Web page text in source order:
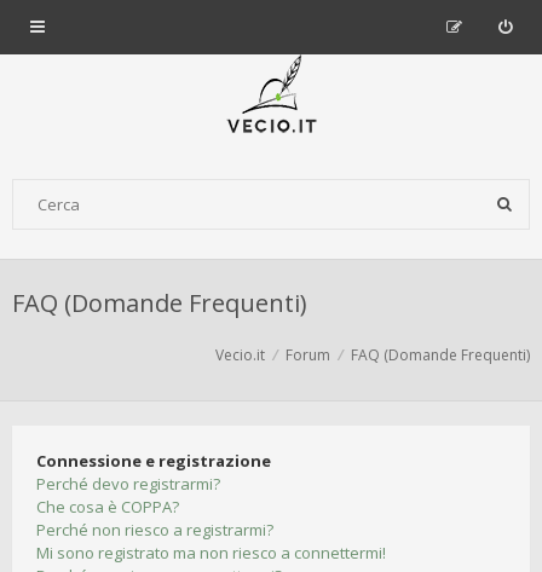
FAQ (Domande Frequenti)
Vecio.it Forum FAQ (Domande Frequenti)
Connessione e registrazione
Perché devo registrarmi?
Che cosa è COPPA?
Perché non riesco a registrarmi?
Mi sono registrato ma non riesco a connettermi!